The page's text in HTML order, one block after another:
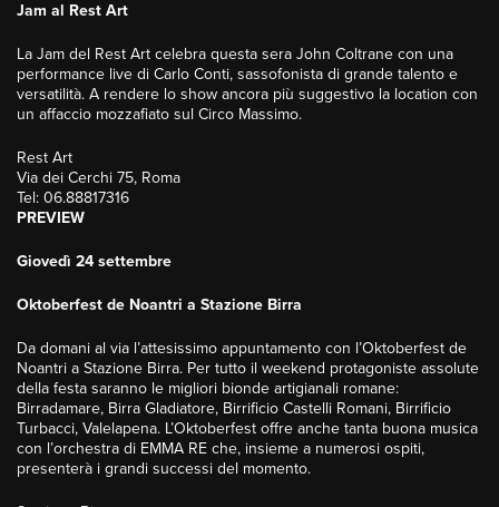
Jam al Rest Art
La Jam del Rest Art celebra questa sera John Coltrane con una
performance live di Carlo Conti, sassofonista di grande talento e
versatilità. A rendere lo show ancora più suggestivo la location con
un affaccio mozzafiato sul Circo Massimo.
Rest Art
Via dei Cerchi 75, Roma
Tel: 06.88817316
PREVIEW
Giovedì 24 settembre
Oktoberfest de Noantri a Stazione Birra
Da domani al via l’attesissimo appuntamento con l’Oktoberfest de
Noantri a Stazione Birra. Per tutto il weekend protagoniste assolute
della festa saranno le migliori bionde artigianali romane:
Birradamare, Birra Gladiatore, Birrificio Castelli Romani, Birrificio
Turbacci, Valelapena. L’Oktoberfest offre anche tanta buona musica
con l’orchestra di EMMA RE che, insieme a numerosi ospiti,
presenterà i grandi successi del momento.